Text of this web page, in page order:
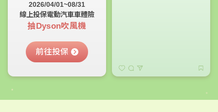
2026/04/01~08/31
線上投保電動汽車車體險
抽Dyson吹風機
前往投保